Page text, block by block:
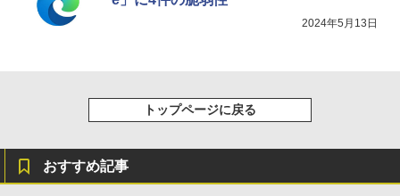
2024年5月13日
トップページに戻る
おすすめ記事